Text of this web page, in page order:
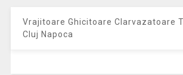
Vrajitoare Ghicitoare Clarvazatoare
Cluj Napoca